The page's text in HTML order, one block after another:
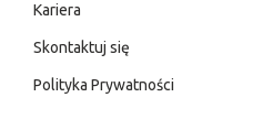
Kariera
Skontaktuj się
Polityka Prywatności